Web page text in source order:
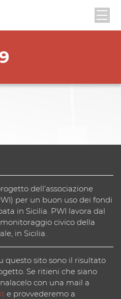
dell’associazione
per un buon uso dei fondi
in Sicilia. PWI lavora dal
civico della
in Sicilia.
questo sito sono il risultato
Se ritieni che siano
con una mail a
e provvederemo a